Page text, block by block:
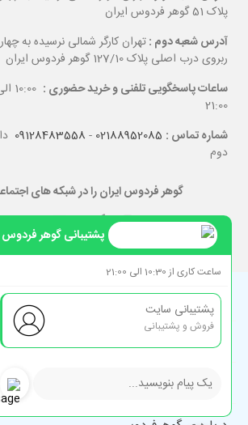
پلاک 51 گوهر فردوس ایران
آدرس شعبه دوم :تهران کارگر شمالی نرسیده به
ربروی درب اصلی پلاک 127/10 گوهر فردوس ایران
ساعات پاسخگویی تلفنی و خرید حضوری :
21:00
شماره تماس : 02188952085
-
09128483558
دوم
گوهر فردوس ایران را در شبکه های
حساب کاربری
راهنمای مشتریان
دسته‌بندی‌های پرطرفدار
پشتیبانی گوهر فردوس
ساعت کاری از 10:30 الی 21:00
پشتیبانی سایت
فروش و پشتیبانی